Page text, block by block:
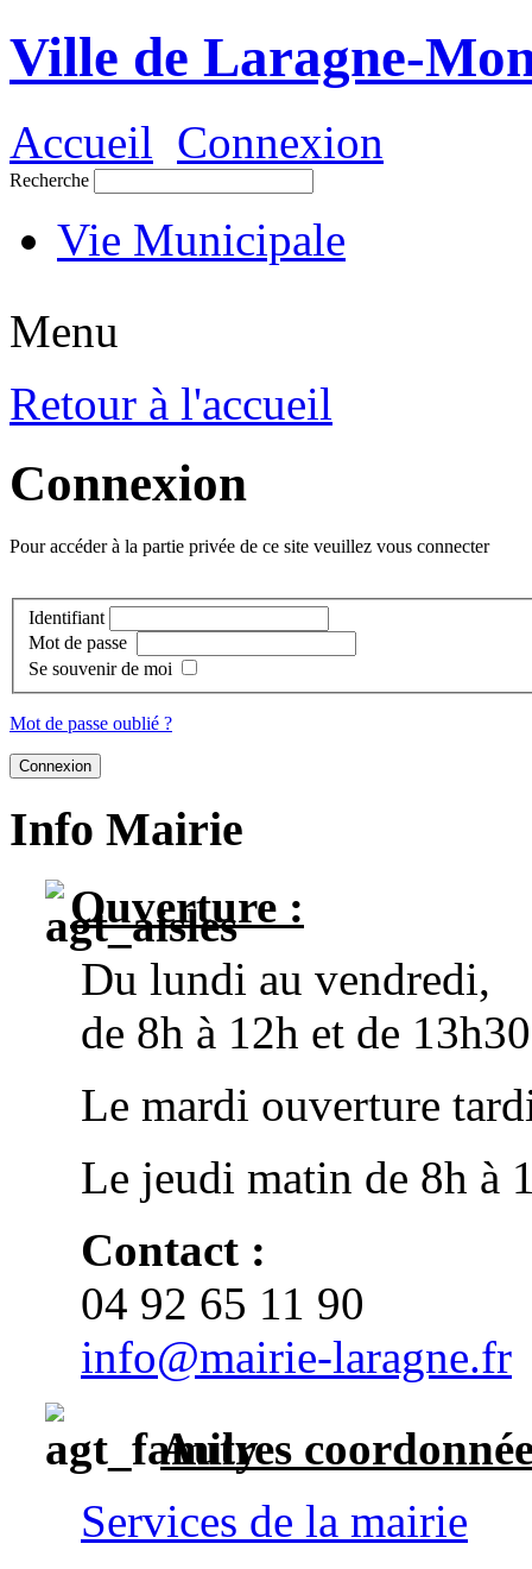
Ville de Laragne-
Accueil Connexion
Recherche
Vie Municipale
Menu
Retour à l'accueil
Connexion
Pour accéder à la partie privée de ce site veuillez vous connecter
Identifiant
Mot de passe
Se souvenir de moi
Mot de passe oublié ?
Info Mairie
Ouverture :
Du lundi au vendredi,
de 8h à 12h et de
Le mardi ouverture
Le jeudi matin de 8h à
Contact :
04 92 65 11 90
info@mairie-laragne.fr
Autres
Services de la mairie